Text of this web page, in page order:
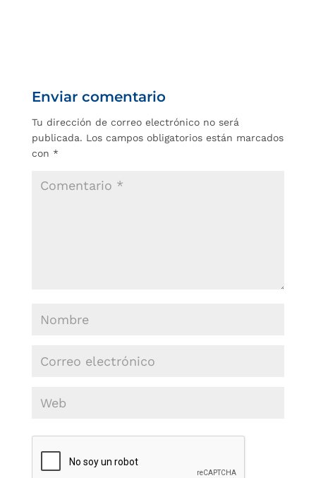
Enviar comentario
Tu dirección de correo electrónico no será
publicada. Los campos obligatorios están marcados
con *